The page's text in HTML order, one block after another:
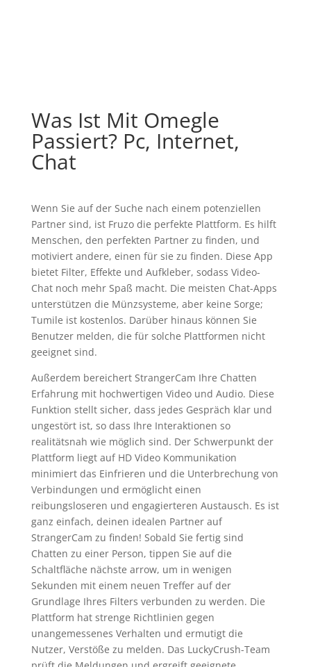
Was Ist Mit Omegle
Passiert? Pc, Internet,
Chat
Wenn Sie auf der Suche nach einem potenziellen
Partner sind, ist Fruzo die perfekte Plattform. Es hilft
Menschen, den perfekten Partner zu finden, und
motiviert andere, einen für sie zu finden. Diese App
bietet Filter, Effekte und Aufkleber, sodass Video-
Chat noch mehr Spaß macht. Die meisten Chat-Apps
unterstützen die Münzsysteme, aber keine Sorge;
Tumile ist kostenlos. Darüber hinaus können Sie
Benutzer melden, die für solche Plattformen nicht
geeignet sind.
Außerdem bereichert StrangerCam Ihre Chatten
Erfahrung mit hochwertigen Video und Audio. Diese
Funktion stellt sicher, dass jedes Gespräch klar und
ungestört ist, so dass Ihre Interaktionen so
realitätsnah wie möglich sind. Der Schwerpunkt der
Plattform liegt auf HD Video Kommunikation
minimiert das Einfrieren und die Unterbrechung von
Verbindungen und ermöglicht einen
reibungsloseren und engagierteren Austausch. Es ist
ganz einfach, deinen idealen Partner auf
StrangerCam zu finden! Sobald Sie fertig sind
Chatten zu einer Person, tippen Sie auf die
Schaltfläche nächste arrow, um in wenigen
Sekunden mit einem neuen Treffer auf der
Grundlage Ihres Filters verbunden zu werden. Die
Plattform hat strenge Richtlinien gegen
unangemessenes Verhalten und ermutigt die
Nutzer, Verstöße zu melden. Das LuckyCrush-Team